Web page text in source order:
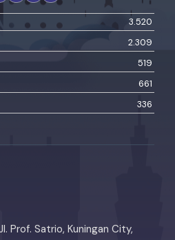
3.520
2.309
519
661
336
Prof. Satrio, Kuningan City,